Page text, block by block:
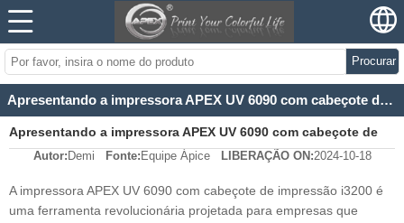
Procurar
Apresentando a impressora APEX UV 6090 com cabeçote de impressão i3200: a solução definitiva para impressão versátil e de alta qualidade
Apresentando a impressora APEX UV 6090 com cabeçote de
impressão i3200: a solução definitiva para impressão versátil
e de alta qualidade
Autor: Demi Fonte: Equipe Ápice LIBERAÇÃO ON:2024-10-18
A impressora APEX UV 6090 com cabeçote de impressão i3200 é
uma ferramenta revolucionária projetada para empresas que